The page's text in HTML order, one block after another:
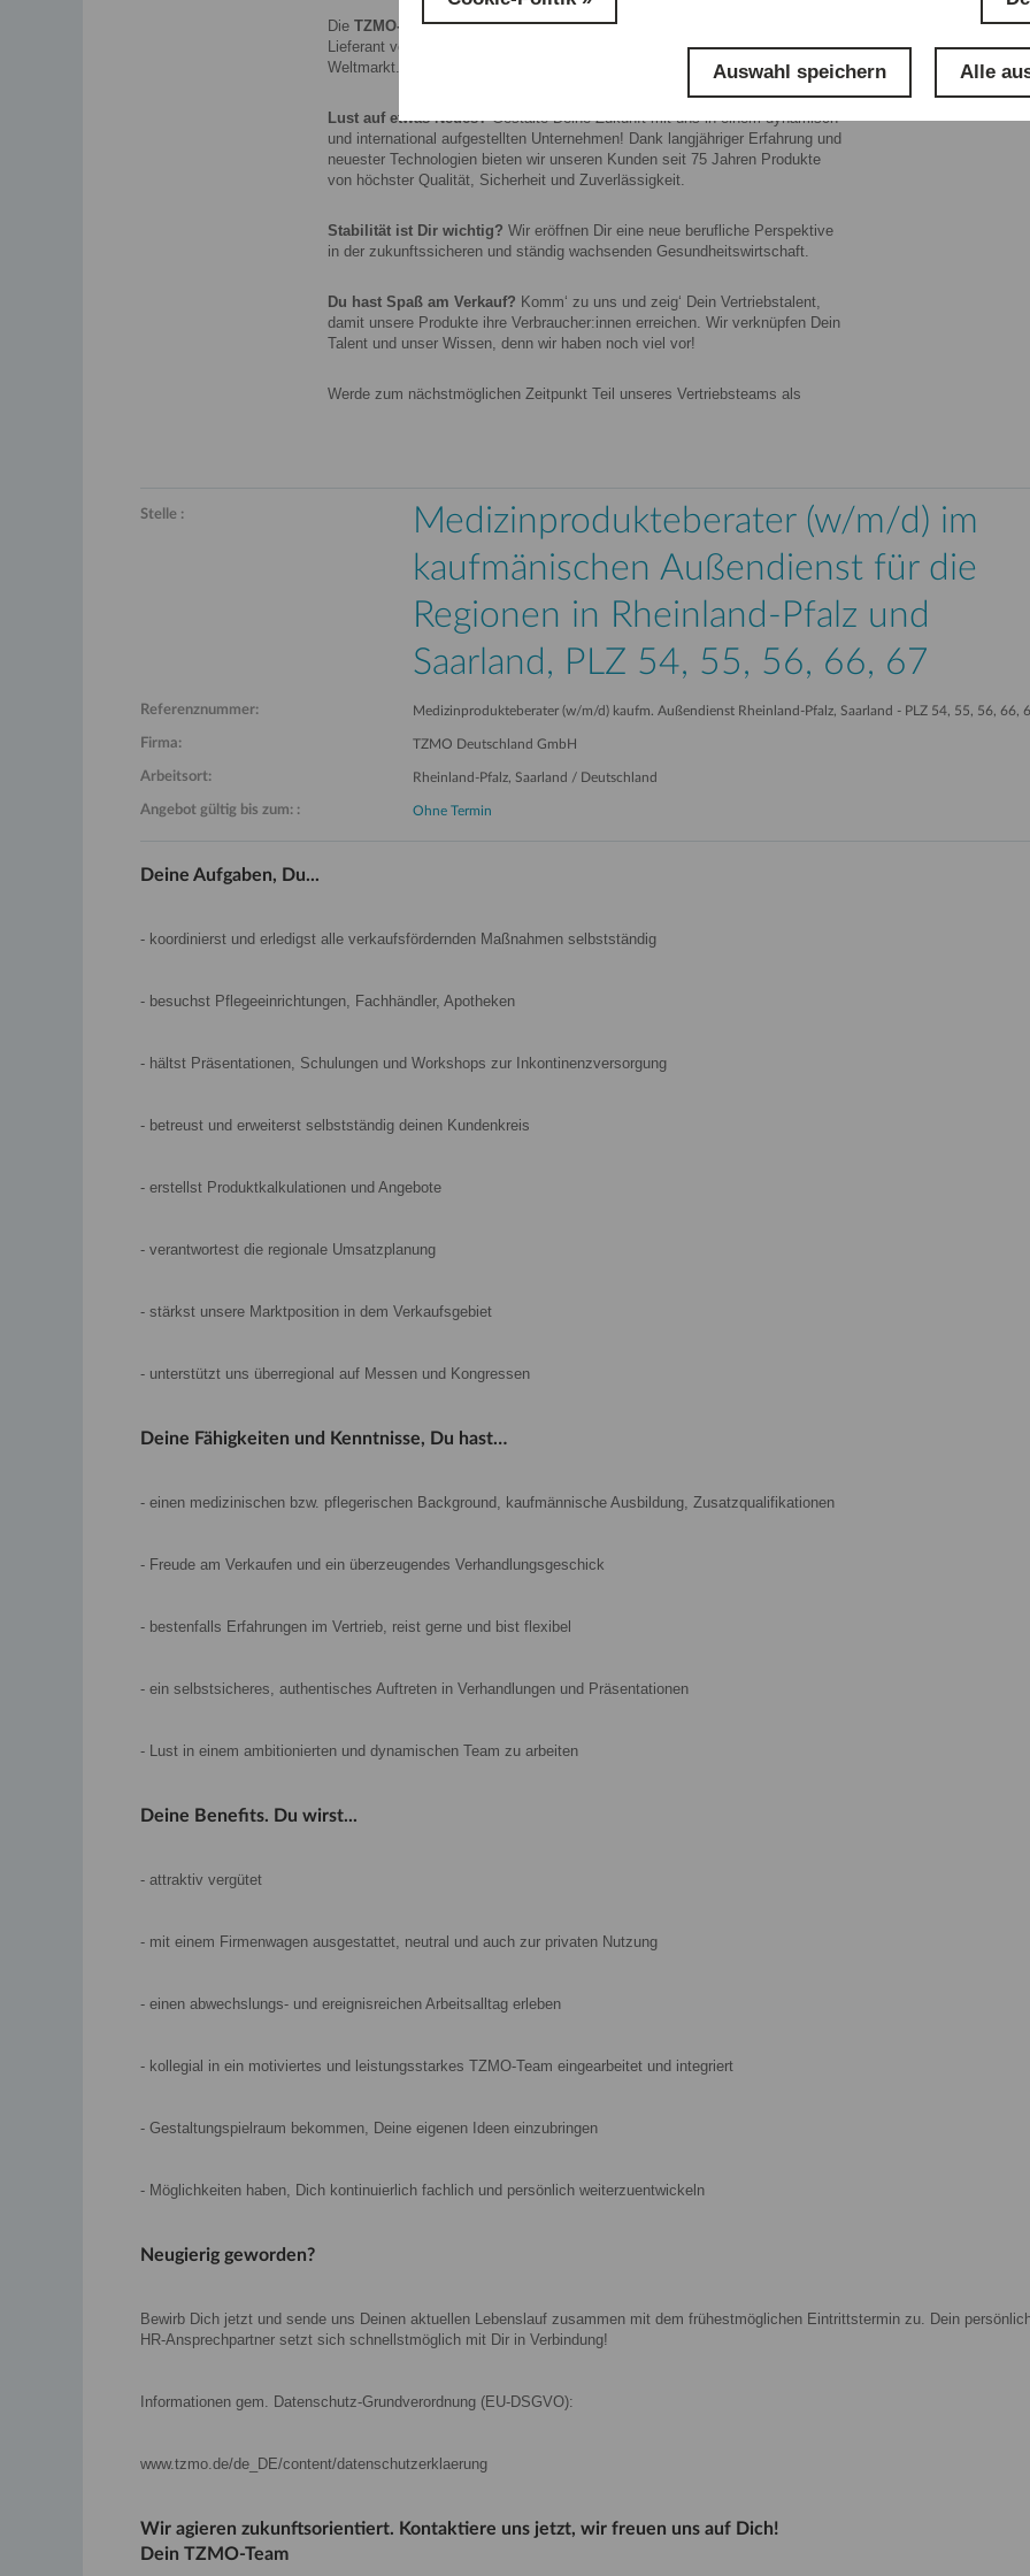
Auswahl speichern Alle
Die TZMO-Unternehmensgruppeist ein europäischer Hersteller und
Lieferant von innovativen Medizin-, Pflege- und Hygieneprodukten für den
Weltmarkt.
Lust auf etwas Neues?Gestalte Deine Zukunft mit uns in einem dynamisch
und international aufgestellten Unternehmen! Dank langjähriger Erfahrung und
neuester Technologien bieten wir unseren Kunden seit 75 Jahren Produkte
von höchster Qualität, Sicherheit und Zuverlässigkeit.
Stabilität ist Dir wichtig? Wir eröffnen Dir eine neue berufliche Perspektive
in der zukunftssicheren und ständig wachsenden Gesundheitswirtschaft.
Du hast Spaß am Verkauf? Komm‘ zu uns und zeig‘ Dein Vertriebstalent,
damit unsere Produkte ihre Verbraucher:innen erreichen. Wir verknüpfen Dein
Talent und unser Wissen, denn wir haben noch viel vor!
Werde zum nächstmöglichen Zeitpunkt Teil unseres Vertriebsteams als
Stelle :
Medizinprodukteberater (w/m/d) im
kaufmänischen Außendienst für die
Regionen in Rheinland-Pfalz und
Saarland, PLZ 54, 55, 56, 66, 67
Referenznummer: Medizinprodukteberater (w/m/d) kaufm. Außendienst Rheinland-Pfalz, Saarland - PLZ 54, 55, 56, 66,
Firma: TZMO Deutschland GmbH
Arbeitsort: Rheinland-Pfalz, Saarland / Deutschland
Angebot gültig bis zum: : Ohne Termin
Deine Aufgaben, Du...
- koordinierst und erledigst alle verkaufsfördernden Maßnahmen selbstständig
- besuchst Pflegeeinrichtungen, Fachhändler, Apotheken
- hältst Präsentationen, Schulungen und Workshops zur Inkontinenzversorgung
- betreust und erweiterst selbstständig deinen Kundenkreis
- erstellst Produktkalkulationen und Angebote
- verantwortest die regionale Umsatzplanung
- stärkst unsere Marktposition in dem Verkaufsgebiet
- unterstützt uns überregional auf Messen und Kongressen
Deine Fähigkeiten und Kenntnisse, Du hast…
- einen medizinischen bzw. pflegerischen Background, kaufmännische Ausbildung, Zusatzqualifikationen
- Freude am Verkaufen und ein überzeugendes Verhandlungsgeschick
- bestenfalls Erfahrungen im Vertrieb, reist gerne und bist flexibel
- ein selbstsicheres, authentisches Auftreten in Verhandlungen und Präsentationen
- Lust in einem ambitionierten und dynamischen Team zu arbeiten
Deine Benefits. Du wirst...
- attraktiv vergütet
- mit einem Firmenwagen ausgestattet, neutral und auch zur privaten Nutzung
- einen abwechslungs- und ereignisreichen Arbeitsalltag erleben
- kollegial in ein motiviertes und leistungsstarkes TZMO-Team eingearbeitet und integriert
- Gestaltungspielraum bekommen, Deine eigenen Ideen einzubringen
- Möglichkeiten haben, Dich kontinuierlich fachlich und persönlich weiterzuentwickeln
Neugierig geworden?
Bewirb Dich jetzt und sende uns Deinen aktuellen Lebenslauf zusammen mit dem frühestmöglichen Eintrittstermin zu. Dein
HR-Ansprechpartner setzt sich schnellstmöglich mit Dir in Verbindung!
Informationen gem. Datenschutz-Grundverordnung (EU-DSGVO):
www.tzmo.de/de_DE/content/datenschutzerklaerung
Wir agieren zukunftsorientiert. Kontaktiere uns jetzt, wir freuen uns auf Dich!
Dein TZMO-Team